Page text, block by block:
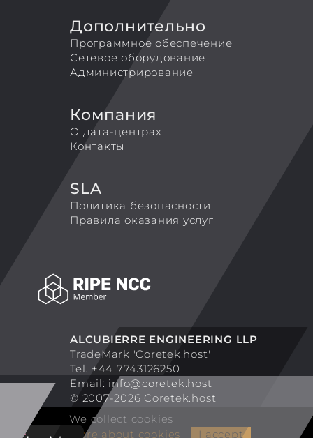
ALCUBIERRE ENGINEERING LLP
TradeMark 'Coretek.host'
Tel. +44 7743126250
Email: info@coretek.host
© 2007-2026 Coretek.host
Дополнительно
Программное обеспечение
Сетевое оборудование
Администрирование
Компания
О дата-центрах
Контакты
SLA
Политика безопасности
Правила оказания услуг
We collect cookies
More about cookies
I accept